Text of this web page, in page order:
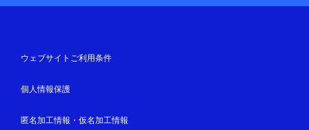
ウェブサイトご利用条件
個人情報保護
匿名加工情報・仮名加工情報